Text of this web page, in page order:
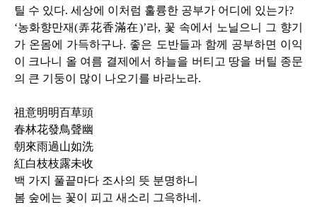
틸 수 있다. 세상에 이처럼 훌륭한 공부가 어디에 있는가?
‘농화향만재(弄花香滿在)’라, 꽃 속에서 노닐으니 그 향기
가 온몸에 가득하구나. 좋은 도반들과 함께 공부하면 이익
이 크나니 올 여름 결제에서 하늘을 버티고 땅을 버틸 종문
의 큰 기둥이 많이 나오기를 바라노라.
祖意明明百草頭
春林花發鳥聲幽
朝來雨過山如洗
紅白枝枝露未收
백 가지 풀끝마다 조사의 뜻 분명하니
봄 숲에는 꽃이 피고 새소리 그윽하네 .